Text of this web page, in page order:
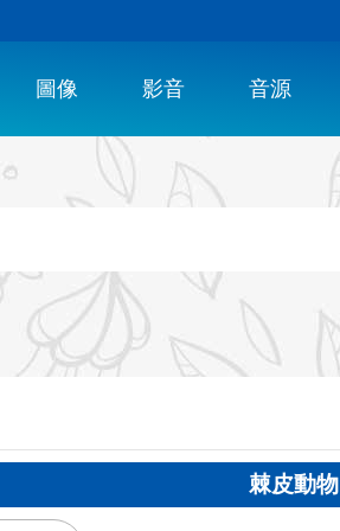
圖像 影音 音源
棘皮動物